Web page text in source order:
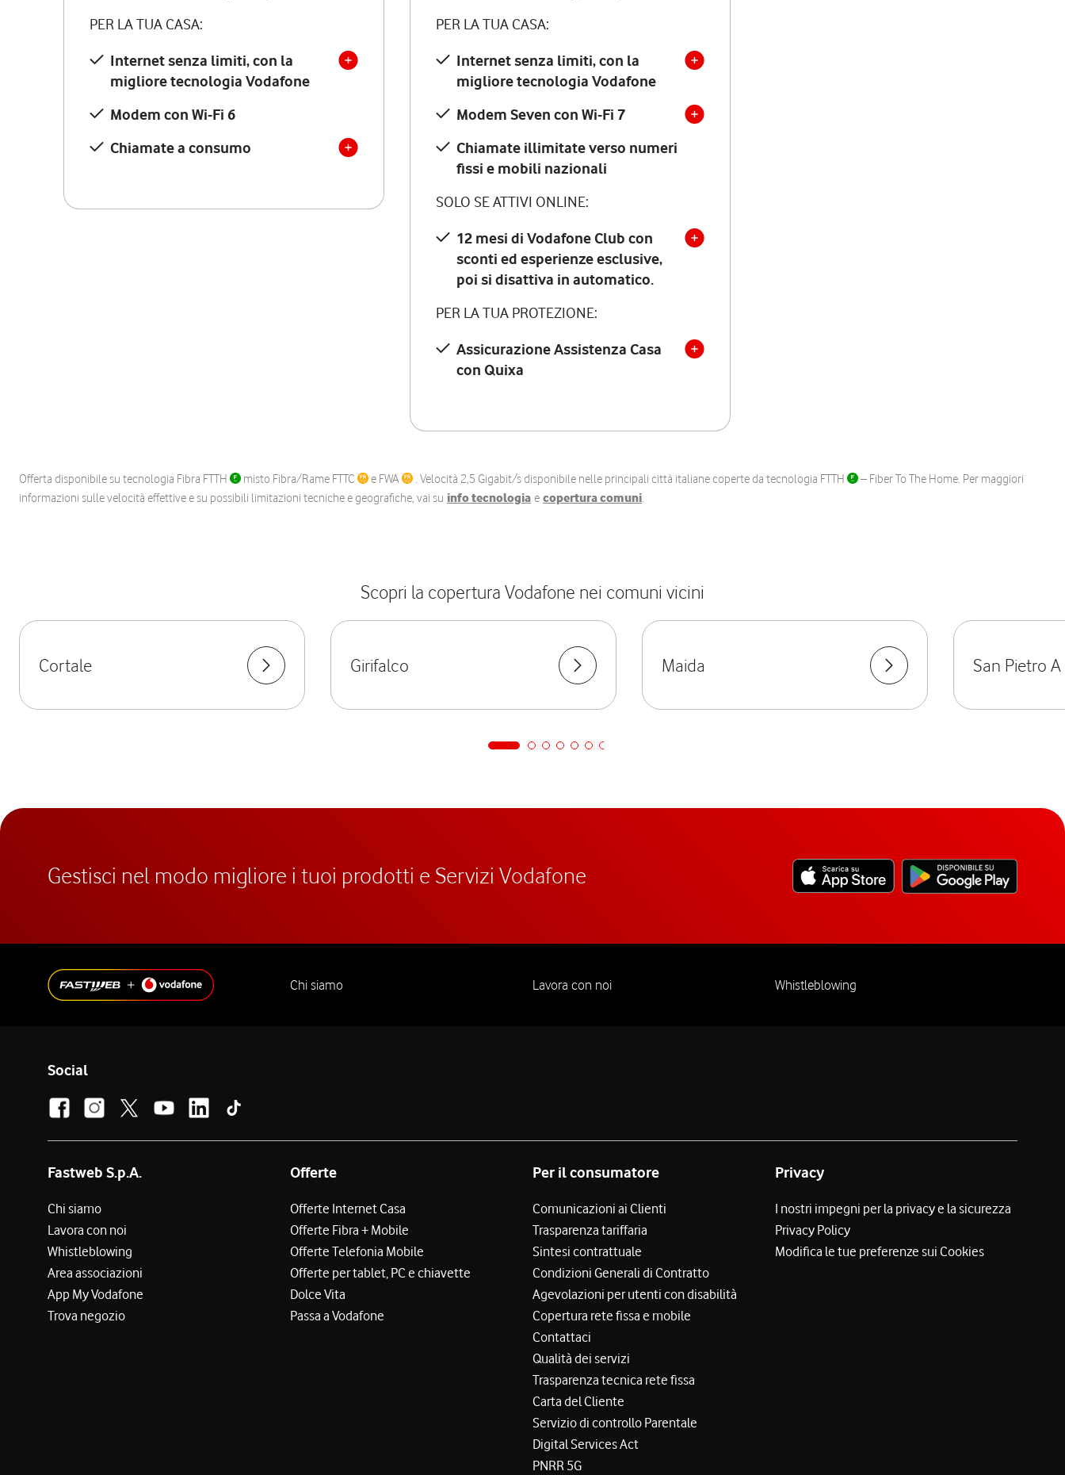
PER LA TUA CASA:
Internet senza limiti, con la
migliore tecnologia Vodafone
Modem con Wi-Fi 6
Chiamate a consumo
PER LA TUA CASA:
Internet senza limiti, con la
migliore tecnologia Vodafone
Modem Seven con Wi-Fi 7
Chiamate illimitate verso numeri
fissi e mobili nazionali
SOLO SE ATTIVI ONLINE:
12 mesi di Vodafone Club con
sconti ed esperienze esclusive,
poi si disattiva in automatico.
PER LA TUA PROTEZIONE:
Assicurazione Assistenza Casa
con Quixa
Offerta disponibile su tecnologia Fibra FTTH misto Fibra/Rame FTTC e FWA . Velocità 2,5 Gigabit/s disponibile nelle principali città italiane coperte da tecnologia FTTH
– Fiber To The Home. Per maggiori
informazioni sulle velocità effettive e su possibili limitazioni tecniche e geografiche, vai su info tecnologia e copertura comuni.
Scopri la copertura Vodafone nei comuni vicini
Cortale Girifalco Maida San Pietro
Gestisci nel modo migliore i tuoi prodotti e Servizi Vodafone
Chi siamo Lavora con noi Whistleblowing
Social
Fastweb S.p.A.
Chi siamo
Lavora con noi
Whistleblowing
Area associazioni
App My Vodafone
Trova negozio
Offerte
Offerte Internet Casa
Offerte Fibra + Mobile
Offerte Telefonia Mobile
Offerte per tablet, PC e chiavette
Dolce Vita
Passa a Vodafone
Per il consumatore
Comunicazioni ai Clienti
Trasparenza tariffaria
Sintesi contrattuale
Condizioni Generali di Contratto
Agevolazioni per utenti con disabilità
Copertura rete fissa e mobile
Contattaci
Qualità dei servizi
Trasparenza tecnica rete fissa
Carta del Cliente
Servizio di controllo Parentale
Digital Services Act
PNRR 5G
Privacy
I nostri impegni per la privacy e la sicurezza
Privacy Policy
Modifica le tue preferenze sui Cookies